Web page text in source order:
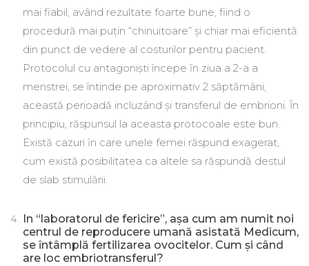
mai fiabil, având rezultate foarte bune, fiind o
procedură mai puțin “chinuitoare” și chiar mai eficientă
din punct de vedere al costurilor pentru pacient.
Protocolul cu antagoniști începe ȋn ziua a 2-a a
menstrei, se întinde pe aproximativ 2 săptămâni,
această perioadă incluzând și transferul de embrioni. Ȋn
principiu, răspunsul la aceasta protocoale este bun.
Există cazuri ȋn care unele femei răspund exagerat,
cum există posibilitatea ca altele sa răspundă destul
de slab stimulării.
In “laboratorul de fericire”, așa cum am numit noi
centrul de reproducere umană asistată Medicum,
se ȋntâmplă fertilizarea ovocitelor. Cum și când
are loc embriotransferul?